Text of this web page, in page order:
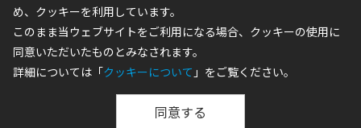
め、クッキーを利用しています。
このまま当ウェブサイトをご利用になる場合、クッキーの使用に
同意いただいたものとみなされます。
詳細については「クッキーについて 」をご覧ください。
同意する